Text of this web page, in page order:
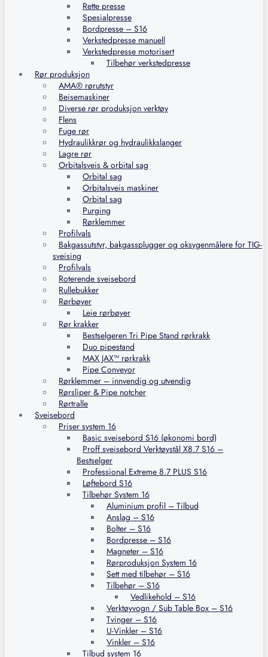
Rette presse
Spesialpresse
Bordpresse – S16
Verkstedpresse manuell
Verkstedpresse motorisert
Tilbehør verkstedpresse
Rør produksjon
AMA® rørutstyr
Beisemaskiner
Diverse rør produksjon verktøy
Flens
Fuge rør
Hydraulikkrør og hydraulikkslanger
Lagre rør
Orbitalsveis & orbital sag
Orbital sag
Orbitalsveis maskiner
Orbital sag
Purging
Rørklemmer
Profilvals
Bakgassutstyr, bakgassplugger og oksygenmålere for TIG-
sveising
Profilvals
Roterende sveisebord
Rullebukker
Rørbøyer
Leie rørbøyer
Rør krakker
Bestselgeren Tri Pipe Stand rørkrakk
Duo pipestand
MAX JAX™ rørkrakk
Pipe Conveyor
Rørklemmer – innvendig og utvendig
Rørsliper & Pipe notcher
Rørtralle
Sveisebord
Priser system 16
Basic sveisebord S16 (økonomi bord)
Proff sveisebord Verktøystål X8.7 S16 –
Bestselger
Professional Extreme 8.7 PLUS S16
Løftebord S16
Tilbehør System 16
Aluminium profil – Tilbud
Anslag – S16
Bolter – S16
Bordpresse – S16
Magneter – S16
Rørproduksjon System 16
Sett med tilbehør – S16
Tilbehør – S16
Vedlikehold – S16
Verktøyvogn / Sub Table Box – S16
Tvinger – S16
U-Vinkler – S16
Vinkler – S16
Tilbud system 16